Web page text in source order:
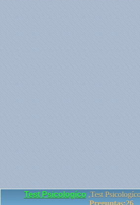
Test Psicologíco,Test
Preguntas:26